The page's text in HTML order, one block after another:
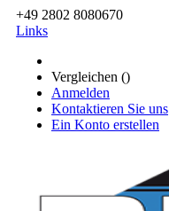
+49 2802 8080670
Links
Vergleichen ()
Anmelden
Kontaktieren Sie uns
Ein Konto erstellen